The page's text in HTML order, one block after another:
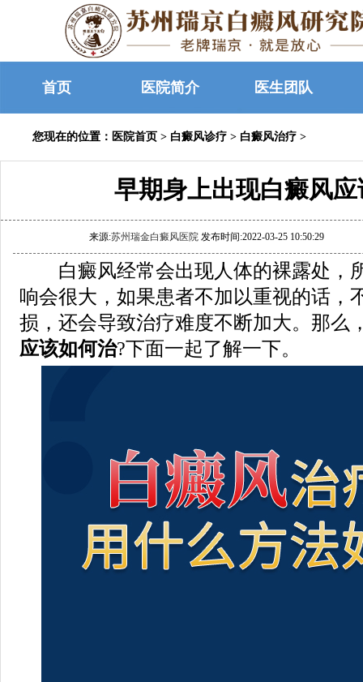
首页 医院简介 医生团队
您现在的位置： 医院首页 > 白癜风诊疗 > 白癜风治疗 >
早期身上出现白癜风
来源:苏州瑞金白癜风医院 发布时间:2022-03-25 10:50:29
白癜风经常会出现人体的裸露处，
响会很大，如果患者不加以重视的话，
损，还会导致治疗难度不断加大。那么
应该如何治?下面一起了解一下。